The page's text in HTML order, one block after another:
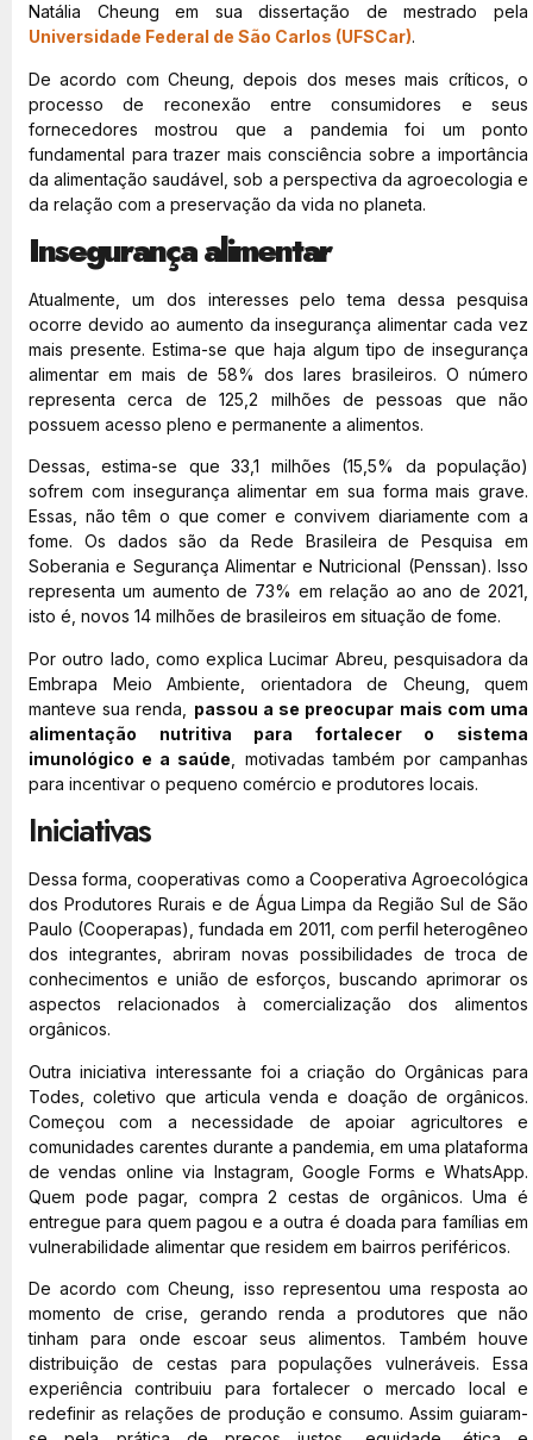
Natália Cheung em sua dissertação de mestrado pela
Universidade Federal de São Carlos (UFSCar).
De acordo com Cheung, depois dos meses mais críticos, o
processo de reconexão entre consumidores e seus
fornecedores mostrou que a pandemia foi um ponto
fundamental para trazer mais consciência sobre a importância
da alimentação saudável, sob a perspectiva da agroecologia e
da relação com a preservação da vida no planeta.
Insegurança alimentar
Atualmente, um dos interesses pelo tema dessa pesquisa
ocorre devido ao aumento da insegurança alimentar cada vez
mais presente. Estima-se que haja algum tipo de insegurança
alimentar em mais de 58% dos lares brasileiros. O número
representa cerca de 125,2 milhões de pessoas que não
possuem acesso pleno e permanente a alimentos.
Dessas, estima-se que 33,1 milhões (15,5% da população)
sofrem com insegurança alimentar em sua forma mais grave.
Essas, não têm o que comer e convivem diariamente com a
fome. Os dados são da Rede Brasileira de Pesquisa em
Soberania e Segurança Alimentar e Nutricional (Penssan). Isso
representa um aumento de 73% em relação ao ano de 2021,
isto é, novos 14 milhões de brasileiros em situação de fome.
Por outro lado, como explica Lucimar Abreu, pesquisadora da
Embrapa Meio Ambiente, orientadora de Cheung, quem
manteve sua renda, passou a se preocupar mais com uma
alimentação nutritiva para fortalecer o sistema
imunológico e a saúde , motivadas também por campanhas
para incentivar o pequeno comércio e produtores locais.
Iniciativas
Dessa forma, cooperativas como a Cooperativa Agroecológica
dos Produtores Rurais e de Água Limpa da Região Sul de São
Paulo (Cooperapas), fundada em 2011, com perfil heterogêneo
dos integrantes, abriram novas possibilidades de troca de
conhecimentos e união de esforços, buscando aprimorar os
aspectos relacionados à comercialização dos alimentos
orgânicos.
Outra iniciativa interessante foi a criação do Orgânicas para
Todes, coletivo que articula venda e doação de orgânicos.
Começou com a necessidade de apoiar agricultores e
comunidades carentes durante a pandemia, em uma plataforma
de vendas online via Instagram, Google Forms e WhatsApp.
Quem pode pagar, compra 2 cestas de orgânicos. Uma é
entregue para quem pagou e a outra é doada para famílias em
vulnerabilidade alimentar que residem em bairros periféricos.
De acordo com Cheung, isso representou uma resposta ao
momento de crise, gerando renda a produtores que não
tinham para onde escoar seus alimentos. Também houve
distribuição de cestas para populações vulneráveis. Essa
experiência contribuiu para fortalecer o mercado local e
redefinir as relações de produção e consumo. Assim guiaram-